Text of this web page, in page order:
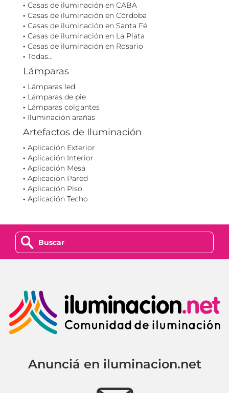
Casas de iluminación en CABA
Casas de iluminación en Córdoba
Casas de iluminación en Santa Fé
Casas de iluminación en La Plata
Casas de iluminación en Rosario
Todas...
Lámparas
Lámparas led
Lámparas de pie
Lámparas colgantes
Iluminación arañas
Artefactos de Iluminación
Aplicación Exterior
Aplicación Interior
Aplicación Mesa
Aplicación Pared
Aplicación Piso
Aplicación Techo
z
Anunciá en iluminacion.net